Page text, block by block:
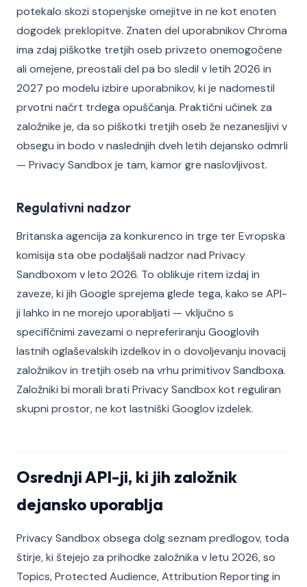
potekalo skozi stopenjske omejitve in ne kot enoten
dogodek preklopitve. Znaten del uporabnikov Chroma
ima zdaj piškotke tretjih oseb privzeto onemogočene
ali omejene, preostali del pa bo sledil v letih 2026 in
2027 po modelu izbire uporabnikov, ki je nadomestil
prvotni načrt trdega opuščanja. Praktični učinek za
založnike je, da so piškotki tretjih oseb že nezanesljivi v
obsegu in bodo v naslednjih dveh letih dejansko odmrli
— Privacy Sandbox je tam, kamor gre naslovljivost.
Regulativni nadzor
Britanska agencija za konkurenco in trge ter Evropska
komisija sta obe podaljšali nadzor nad Privacy
Sandboxom v leto 2026. To oblikuje ritem izdaj in
zaveze, ki jih Google sprejema glede tega, kako se API-
ji lahko in ne morejo uporabljati — vključno s
specifičnimi zavezami o nepreferiranju Googlovih
lastnih oglaševalskih izdelkov in o dovoljevanju inovacij
založnikov in tretjih oseb na vrhu primitivov Sandboxa.
Založniki bi morali brati Privacy Sandbox kot reguliran
skupni prostor, ne kot lastniški Googlov izdelek.
Osrednji API-ji, ki jih založnik
dejansko uporablja
Privacy Sandbox obsega dolg seznam predlogov, toda
štirje, ki štejejo za prihodke založnika v letu 2026, so
Topics, Protected Audience, Attribution Reporting in